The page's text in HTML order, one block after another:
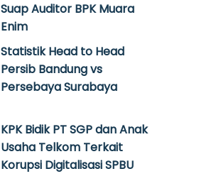
Suap Auditor BPK Muara
Enim
Statistik Head to Head
Persib Bandung vs
Persebaya Surabaya
KPK Bidik PT SGP dan Anak
Usaha Telkom Terkait
Korupsi Digitalisasi SPBU